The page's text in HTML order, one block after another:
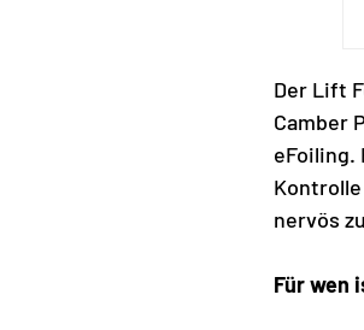
Der Lift
Camber
nervös
Für wen